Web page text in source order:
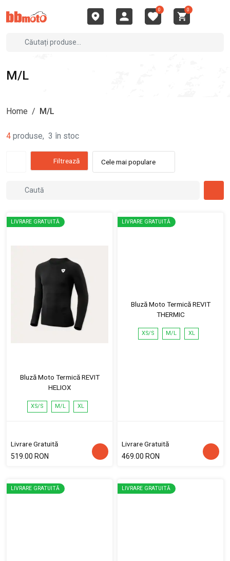
0 0
M/L
Home / M/L
4 produse, 3 în stoc
Filtrează Cele mai populare
LIVRARE GRATUITĂ
Bluză Moto Termică REVIT
HELIOX
XS/S M/L XL
Livrare Gratuită
519.00 RON
LIVRARE GRATUITĂ
Bluză Moto Termică REVIT
THERMIC
XS/S M/L XL
Livrare Gratuită
469.00 RON
LIVRARE GRATUITĂ LIVRARE GRATUITĂ